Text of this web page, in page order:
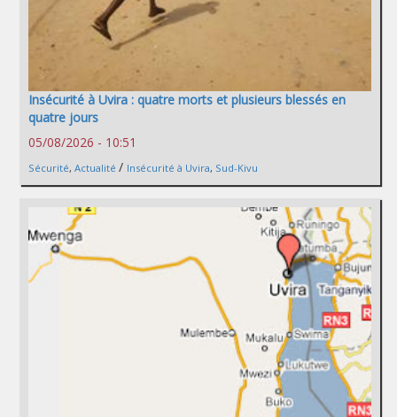
Insécurité à Uvira : quatre morts et plusieurs blessés en
quatre jours
05/08/2026 - 10:51
Sécurité, Actualité / Insécurité à Uvira, Sud-Kivu